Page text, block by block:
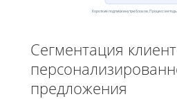
Короткие подписи внутри блоков. Процесс:
Сегментация
предложения